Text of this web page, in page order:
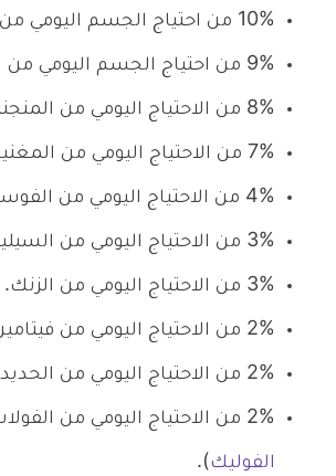
10% من احتياج الجسم اليومي من
9% من احتياج الجسم اليومي من النحاس.
8% من الاحتياج اليومي من المنجنيز.
7% من الاحتياج اليومي من المغنيسيوم.
4% من الاحتياج اليومي من الفوسفور.
3% من الاحتياج اليومي من السيلينيوم.
3% من الاحتياج اليومي من الزنك.
2% من الاحتياج اليومي من فيتامين ب6.
2% من الاحتياج اليومي من الحديد.
2% من الاحتياج اليومي من الفولات (
الفوليك).